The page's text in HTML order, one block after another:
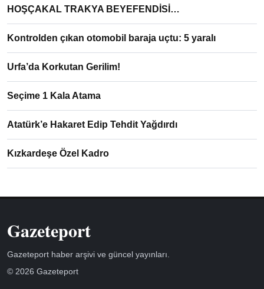
HOŞÇAKAL TRAKYA BEYEFENDİSİ…
Kontrolden çıkan otomobil baraja uçtu: 5 yaralı
Urfa’da Korkutan Gerilim!
Seçime 1 Kala Atama
Atatürk’e Hakaret Edip Tehdit Yağdırdı
Kızkardeşe Özel Kadro
Gazeteport
Gazeteport haber arşivi ve güncel yayınları.
© 2026 Gazeteport